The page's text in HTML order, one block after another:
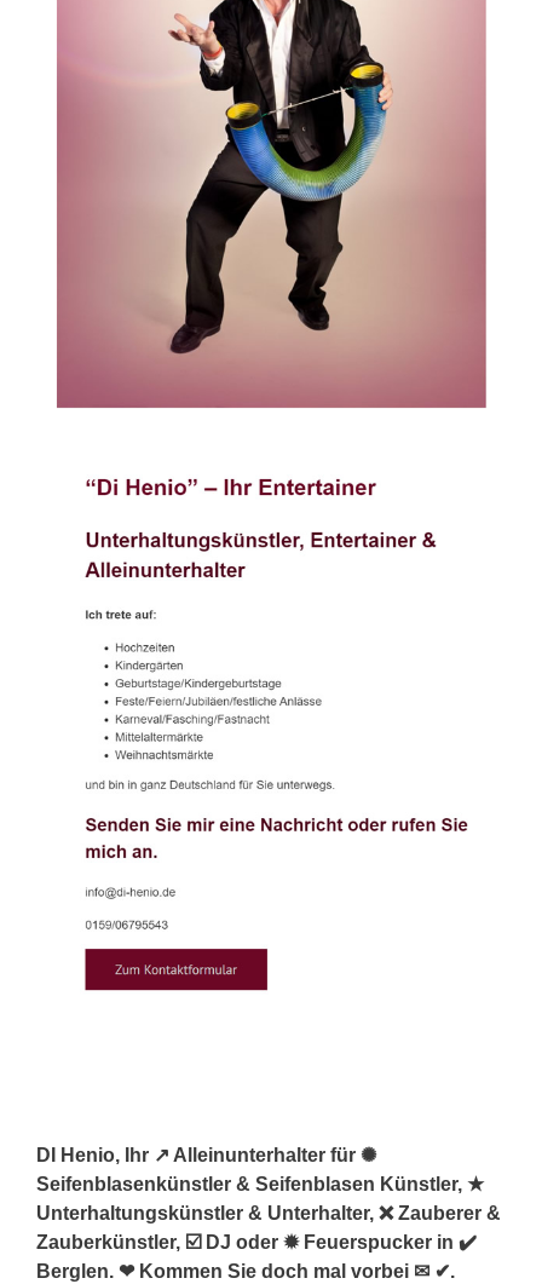
DI Henio, Ihr ↗️ Alleinunterhalter für ✺
Seifenblasenkünstler & Seifenblasen Künstler, ★
Unterhaltungskünstler & Unterhalter, ❌ Zauberer &
Zauberkünstler, ☑️ DJ oder ✹ Feuerspucker in ✔️
Berglen. ❤ Kommen Sie doch mal vorbei ✉ ✔.